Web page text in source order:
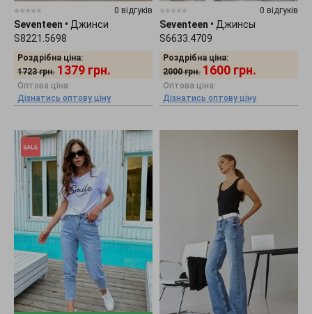
0 відгуків
Seventeen • Джинси
S8221.5698
Роздрібна ціна:
1723 грн. 1379 грн.
Оптова ціна:
Дізнатись оптову ціну
0 відгуків
Seventeen • Джинсы
S6633.4709
Роздрібна ціна:
2000 грн. 1600 грн.
Оптова ціна:
Дізнатись оптову ціну